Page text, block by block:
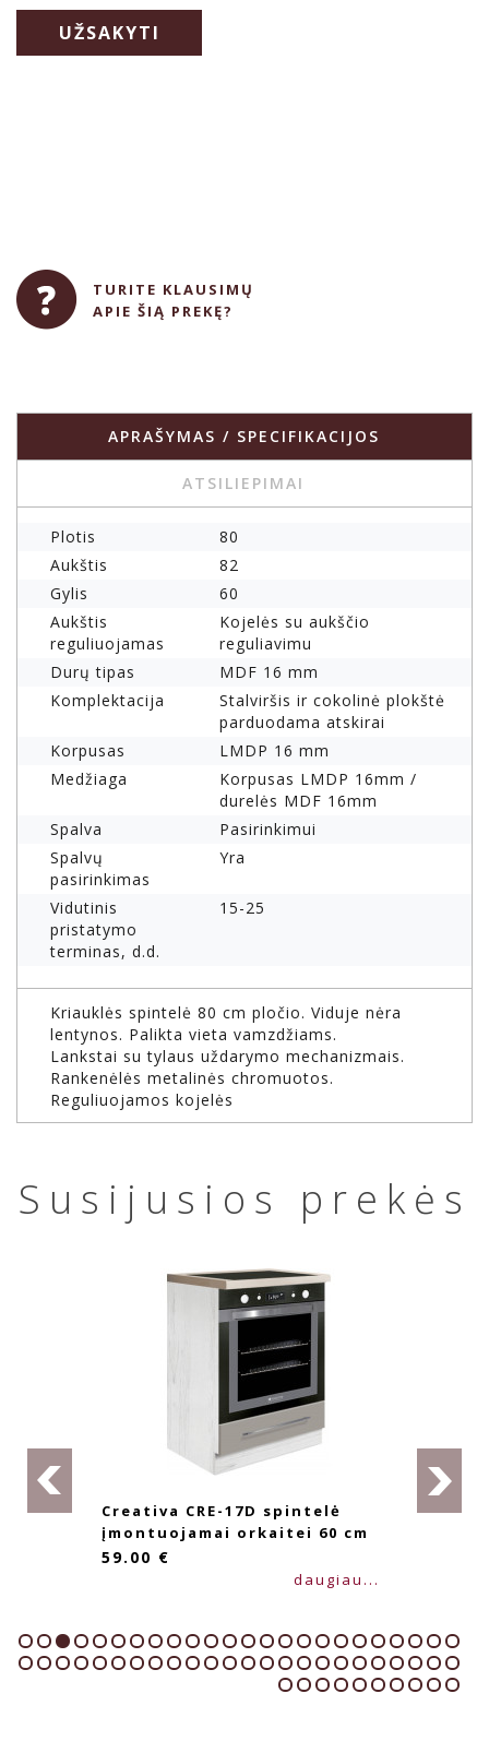
UŽSAKYTI
TURITE KLAUSIMŲ
APIE ŠIĄ PREKĘ?
APRAŠYMAS / SPECIFIKACIJOS
ATSILIEPIMAI
Plotis
80
Aukštis
82
Gylis
60
Aukštis
reguliuojamas
Kojelės su aukščio
reguliavimu
Durų tipas
MDF 16 mm
Komplektacija
Stalviršis ir cokolinė plokštė
parduodama atskirai
Korpusas
LMDP 16 mm
Medžiaga
Korpusas LMDP 16mm /
durelės MDF 16mm
Spalva
Pasirinkimui
Spalvų
pasirinkimas
Yra
Vidutinis
pristatymo
terminas, d.d.
15-25
Kriauklės spintelė 80 cm pločio. Viduje nėra
lentynos. Palikta vieta vamzdžiams.
Lankstai su tylaus uždarymo mechanizmais.
Rankenėlės metalinės chromuotos.
Reguliuojamos kojelės
Susijusios prekės
Creativa CRE-17D spintelė
įmontuojamai orkaitei 60 cm
59.00 €
daugiau...